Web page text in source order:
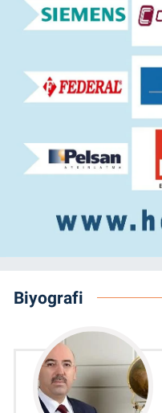
Biyografi